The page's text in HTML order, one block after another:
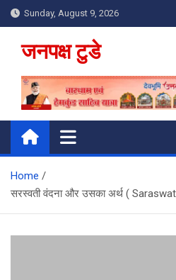
Skip
to
content
Sunday, August 9, 2026
जनपक्ष टुडे
Home
सरस्वती वंदना और उसका अर्थ (